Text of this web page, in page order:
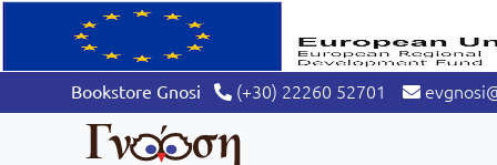
Bookstore Gnosi (+30) 22260 52701